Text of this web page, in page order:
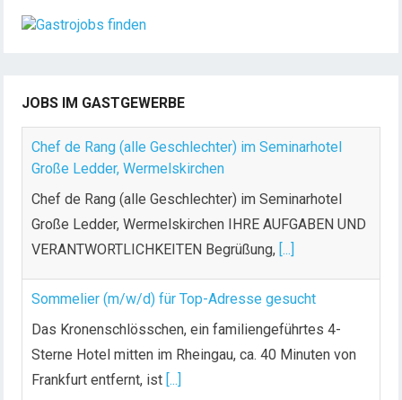
JOBS IM GASTGEWERBE
Chef de Rang (alle Geschlechter) im Seminarhotel
Große Ledder, Wermelskirchen
Chef de Rang (alle Geschlechter) im Seminarhotel
Große Ledder, Wermelskirchen IHRE AUFGABEN UND
VERANTWORTLICHKEITEN Begrüßung, [...]
Sommelier (m/w/d) für Top-Adresse gesucht
Das Kronenschlösschen, ein familiengeführtes 4-
Sterne Hotel mitten im Rheingau, ca. 40 Minuten von
Frankfurt entfernt, ist [...]